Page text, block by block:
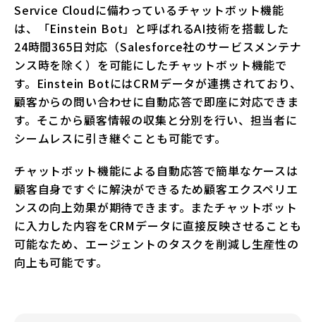
Service Cloudに備わっているチャットボット機能
は、「Einstein Bot」と呼ばれるAI技術を搭載した
24時間365日対応（Salesforce社のサービスメンテナ
ンス時を除く）を可能にしたチャットボット機能で
す。Einstein BotにはCRMデータが連携されており、
顧客からの問い合わせに自動応答で即座に対応できま
す。そこから顧客情報の収集と分別を行い、担当者に
シームレスに引き継ぐことも可能です。
チャットボット機能による自動応答で簡単なケースは
顧客自身ですぐに解決ができるため顧客エクスペリエ
ンスの向上効果が期待できます。またチャットボット
に入力した内容をCRMデータに直接反映させることも
可能なため、エージェントのタスクを削減し生産性の
向上も可能です。